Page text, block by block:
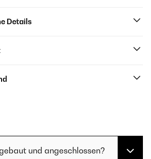
Details
und angeschlossen?